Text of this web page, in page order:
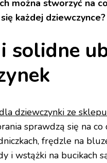
można stworzyć na
każdej dziewczynce?
solidne
dziewczynki ze
sprawdzą się na
frędzle na
i wstążki na bucikach